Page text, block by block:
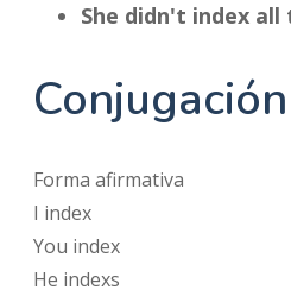
She didn't index
Forma afirmativa
I index
You index
He indexs